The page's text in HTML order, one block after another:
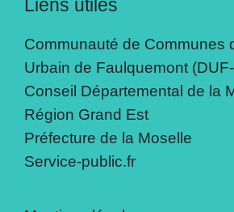
Liens utiles
Communauté de Communes
Urbain de Faulquemont
Conseil Départemental de la
Région Grand Est
Préfecture de la Moselle
Service-public.fr